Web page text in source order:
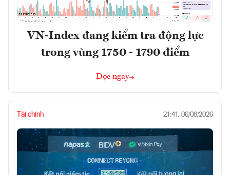
VN-Index đang kiểm tra động lực
trong vùng 1750 - 1790 điểm
Đọc ngay
Tài chính 21:41, 06/08/2026